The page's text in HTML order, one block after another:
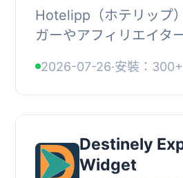
Hotelipp（ホテリップ
ガーやアフィリエイタ
アフィリエイトリンク
作成・管理でき...
2026-07-26·安裝：300+
Destinely
Widget